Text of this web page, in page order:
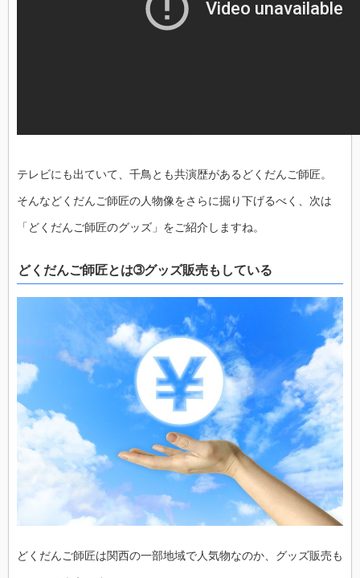
テレビにも出ていて、千鳥とも共演歴があるどくだんご師匠。
そんなどくだんご師匠の人物像をさらに掘り下げるべく、次は
「どくだんご師匠のグッズ」をご紹介しますね。
どくだんご師匠とは➂グッズ販売もしている
どくだんご師匠は関西の一部地域で人気物なのか、グッズ販売も